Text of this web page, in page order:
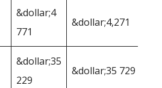
&dollar;4
771
&dollar;4,271
&dollar;35
229
&dollar;35 729